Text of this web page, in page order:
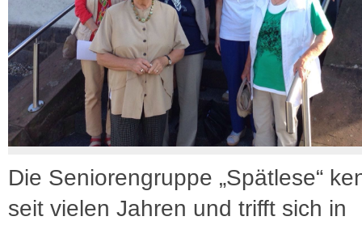
Die Seniorengruppe „Spätlese“
seit vielen Jahren und trifft sich in